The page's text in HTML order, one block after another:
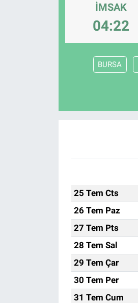
İMSAK
04:22
BURSA
25 Tem Cts
26 Tem Paz
27 Tem Pts
28 Tem Sal
29 Tem Çar
30 Tem Per
31 Tem Cum